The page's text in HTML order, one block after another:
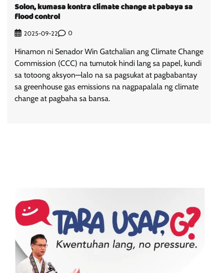
Solon, kumasa kontra climate change at pabaya sa
flood control
2025-09-22 0
Hinamon ni Senador Win Gatchalian ang Climate Change
Commission (CCC) na tumutok hindi lang sa papel, kundi
sa totoong aksyon—lalo na sa pagsukat at pagbabantay
sa greenhouse gas emissions na nagpapalala ng climate
change at pagbaha sa bansa.